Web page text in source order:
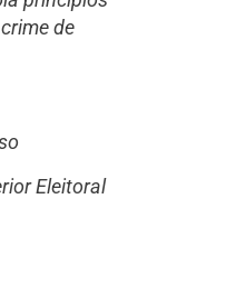
de
Eleitoral